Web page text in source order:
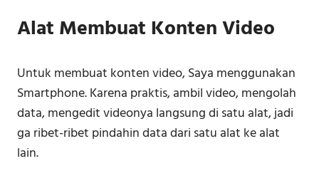
Alat Membuat Konten Video
Untuk membuat konten video, Saya menggunakan
Smartphone. Karena praktis, ambil video, mengolah
data, mengedit videonya langsung di satu alat, jadi
ga ribet-ribet pindahin data dari satu alat ke alat
lain.